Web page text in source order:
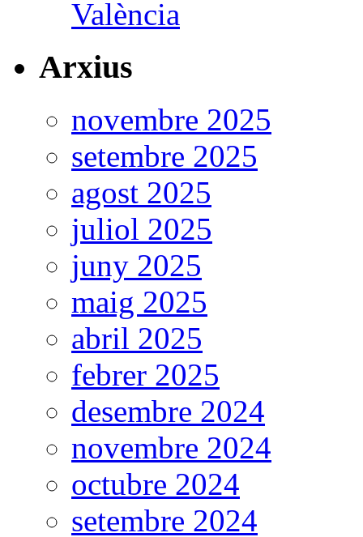
València
Arxius
novembre 2025
setembre 2025
agost 2025
juliol 2025
juny 2025
maig 2025
abril 2025
febrer 2025
desembre 2024
novembre 2024
octubre 2024
setembre 2024